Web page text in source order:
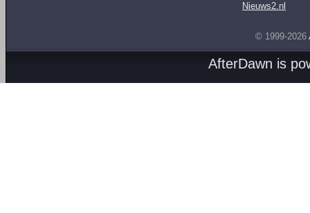
Nieuws2.nl
© 1999-2026
AfterDawn is